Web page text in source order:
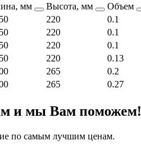
мм Высота, мм
Объем
220
0.1
220
0.1
220
0.1
220
0.13
265
0.2
265 0.27
и мы Вам поможем!
по самым лучшим ценам.